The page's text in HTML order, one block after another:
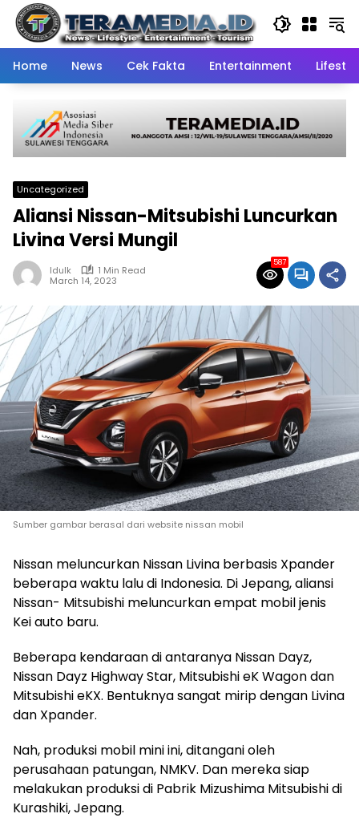
Skip
content
Home
News Cek Fakta Entertainment
Uncategorized
Aliansi Nissan-Mitsubishi Luncurkan
Livina Versi Mungil
Idulk
1 Min Read
March 14, 2023
587
Sumber gambar berasal dari website nissan mobil
Nissan meluncurkan Nissan Livina berbasis Xpander
beberapa waktu lalu di Indonesia. Di Jepang, aliansi
Nissan- Mitsubishi meluncurkan empat mobil jenis
Kei auto baru.
Beberapa kendaraan di antaranya Nissan Dayz,
Nissan Dayz Highway Star, Mitsubishi eK Wagon dan
Mitsubishi eKX. Bentuknya sangat mirip dengan Livina
dan Xpander.
Nah, produksi mobil mini ini, ditangani oleh
perusahaan patungan, NMKV. Dan mereka siap
melakukan produksi di Pabrik Mizushima Mitsubishi di
Kurashiki, Jepang.